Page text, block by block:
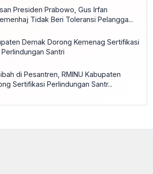
Presiden Prabowo, Gus Irfan
Tidak Beri Toleransi Pelangga...
Demak Dorong Kemenag Sertifikasi
Santri
di Pesantren, RMINU Kabupaten
Sertifikasi Perlindungan Santr...